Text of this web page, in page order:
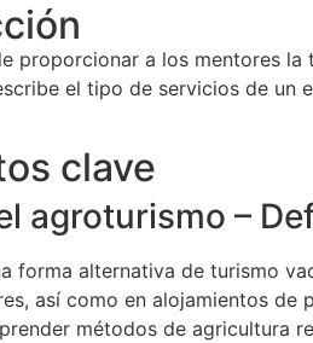
proporcionar a los mentores
el tipo de servicios de un
clave
agroturismo –
forma alternativa de turismo
así como en alojamientos
métodos de agricultura